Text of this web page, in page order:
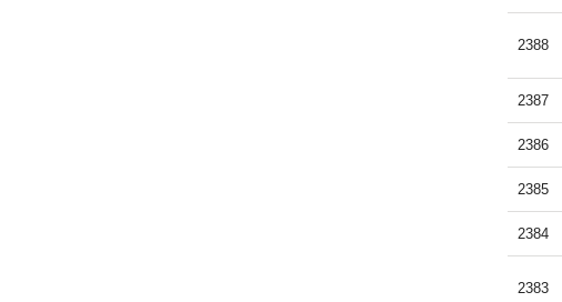
2388
2387
2386
2385
2384
2383